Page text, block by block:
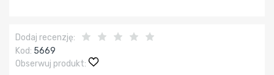
Dodaj recenzję:
Kod: 5669
Obserwuj produkt: